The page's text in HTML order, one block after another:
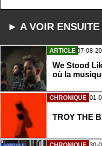
► A VOIR ENSUITE
ARTICLE 07-08-
We Stood
où la
CHRONIQUE 01-
TROY THE